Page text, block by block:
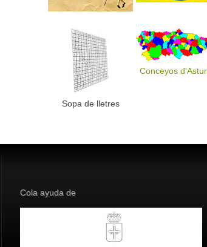
Sopa de lletres
Conceyos
Cola ayuda de